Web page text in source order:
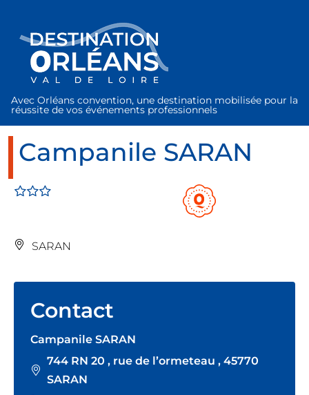
Avec Orléans convention, une destination mobilisée pour la
réussite de vos événements professionnels
Campanile SARAN
SARAN
Contact
Campanile SARAN
744 RN 20 , rue de l’ormeteau , 45770
SARAN